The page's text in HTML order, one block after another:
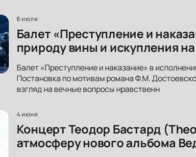
6 июля
Балет «Преступление и
природу вины и искупления
Балет «Преступление и наказание» в
Постановка по мотивам романа Ф.М.
взгляд на вечные вопросы нравственн
4 июня
Концерт Теодор Бастард
атмосферу нового альбома